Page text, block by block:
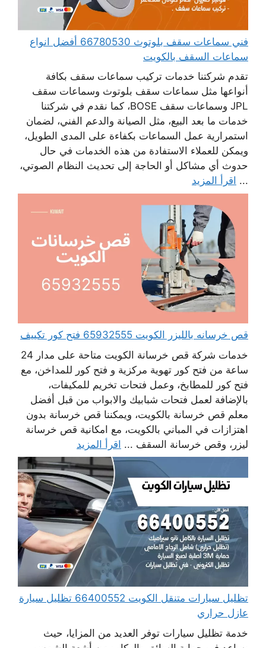
فني سماعات سقف بلوتوث 66780530 أفضل انواع
سماعات السقف بالكويت
تقدم شركتنا خدمات تركيب سماعات سقف بكافة
أنواعها مثل سماعات سقف بلوتوث وسماعات سقف
JPL وسماعات سقف BOSE، كما نقدم في شركتنا
خدمات ما بعد البيع، مثل الصيانة والدعم الفني، لضمان
استمرارية عمل السماعات بكفاءة على المدى الطويل،
ويمكن للعملاء الاستفادة من هذه الخدمات في حال
حدوث أي مشاكل أو الحاجة إلى تحديث النظام الصوتي،
... اقرأ المزيد
قص خرسانه بالليزر الكويت 65932555 فتح كور تكييف
خدمات شركة قص خرسانة الكويت متاحة على مدار 24
ساعة من فتح كور تهوية مركزية و فتح كور للمداخن، مع
فتح كور للمطابخ، وعمل فتحات تخريم للمكيفات،
بالإضافة لعمل فتحات شبابيك والابواب من قبل أفضل
معلم قص خرسانة بالكويت، ويمكننا قص خرسانة بدون
اهتزازات في المباني بالكويت، مع امكانية قص خرسانة
ليزر، وقص خرسانة السقف ... اقرأ المزيد
تظليل سيارات متنقل الكويت 66400552 تظليل سيارة
عازل حراري
خدمة تظليل سيارات توفر العديد من المزايا، حيث